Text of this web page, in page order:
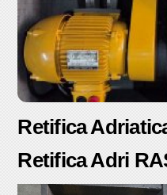
Retifica
Retifica Adri